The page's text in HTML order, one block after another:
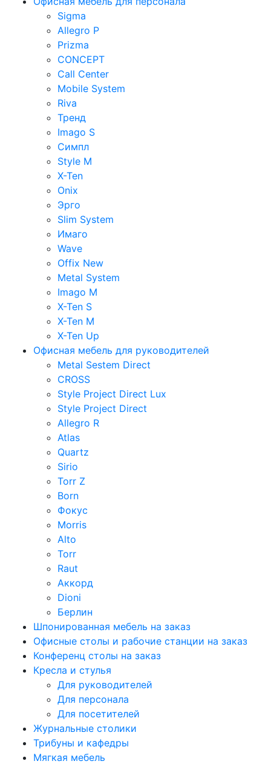
Sigma
Allegro P
Prizma
CONCEPT
Call Center
Mobile System
Riva
Тренд
Imago S
Симпл
Style M
X-Ten
Onix
Эрго
Slim System
Имаго
Wave
Offix New
Metal System
Imago M
X-Ten S
X-Ten M
X-Ten Up
Офисная мебель для руководителей
Metal Sestem Direct
CROSS
Style Project Direct Lux
Style Project Direct
Allegro R
Atlas
Quartz
Sirio
Torr Z
Born
Фокус
Morris
Alto
Torr
Raut
Аккорд
Dioni
Берлин
Шпонированная мебель на заказ
Офисные столы и рабочие станции на заказ
Конференц столы на заказ
Кресла и стулья
Для руководителей
Для персонала
Для посетителей
Журнальные столики
Трибуны и кафедры
Мягкая мебель